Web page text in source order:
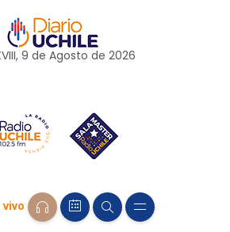
9 de Agosto de 2026
vivo